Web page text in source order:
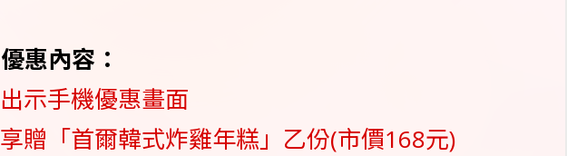
優惠內容：
出示手機優惠畫面
享贈「首爾韓式炸雞年糕」乙份(市價168元)